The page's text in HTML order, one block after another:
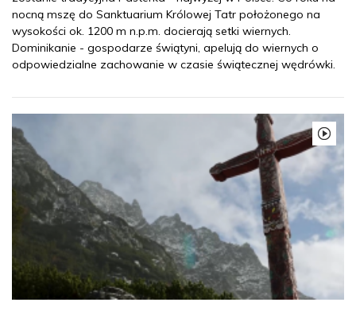
nocną mszę do Sanktuarium Królowej Tatr położonego na
wysokości ok. 1200 m n.p.m. docierają setki wiernych.
Dominikanie - gospodarze świątyni, apelują do wiernych o
odpowiedzialne zachowanie w czasie świątecznej wędrówki.